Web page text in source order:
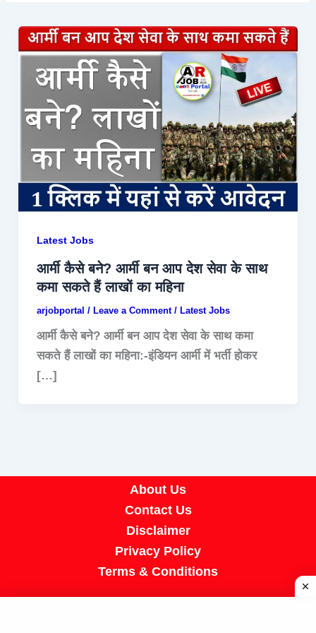
Latest Jobs
आर्मी कैसे बने? आर्मी बन आप देश सेवा के साथ
कमा सकते हैं लाखों का महिना
arjobportal / Leave a Comment / Latest Jobs
आर्मी कैसे बने? आर्मी बन आप देश सेवा के साथ कमा
सकते हैं लाखों का महिना:-इंडियन आर्मी में भर्ती होकर
[…]
About Us
Contact Us
Disclaimer
Privacy Policy
Terms & Conditions